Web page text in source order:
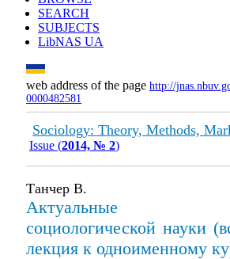
SEARCH
SUBJECTS
LibNAS UA
web address of the page http://
0000482581
Sociology: Theory, Methods,
Issue (2014, № 2)
Танчер В.
Актуальные
социологической науки
лекция к одноименному